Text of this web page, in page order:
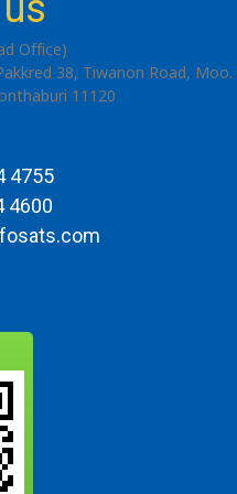
Office)
38, Tiwanon Road, Moo.
11120
4755
4600